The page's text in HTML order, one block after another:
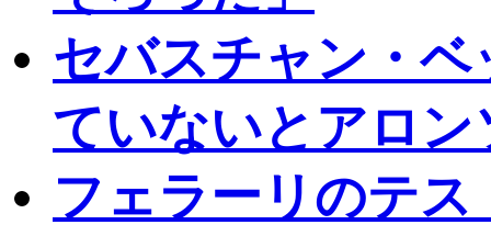
セバスチャン・
ていないとアロン
フェラーリのテ